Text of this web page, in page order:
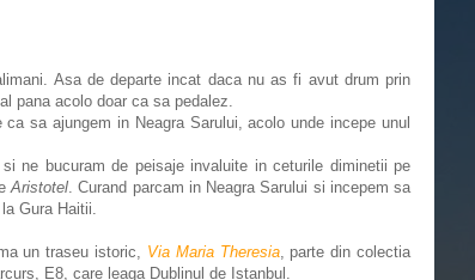
Asa de departe incat daca nu as fi avut drum prin
pana acolo doar ca sa pedalez.
sa ajungem in Neagra Sarului, acolo unde incepe unul
ne bucuram de peisaje invaluite in ceturile diminetii pe
Aristotel. Curand parcam in Neagra Sarului si incepem sa
Gura Haitii.
un traseu istoric, Via Maria Theresia, parte din colectia
E8, care leaga Dublinul de Istanbul.